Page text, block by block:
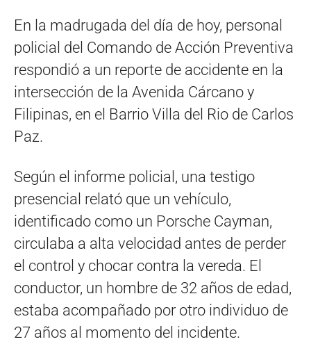
En la madrugada del día de hoy, personal
policial del Comando de Acción Preventiva
respondió a un reporte de accidente en la
intersección de la Avenida Cárcano y
Filipinas, en el Barrio Villa del Rio de Carlos
Paz.
Según el informe policial, una testigo
presencial relató que un vehículo,
identificado como un Porsche Cayman,
circulaba a alta velocidad antes de perder
el control y chocar contra la vereda. El
conductor, un hombre de 32 años de edad,
estaba acompañado por otro individuo de
27 años al momento del incidente.